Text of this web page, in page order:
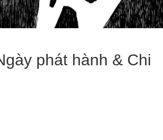
phát hành & Chi